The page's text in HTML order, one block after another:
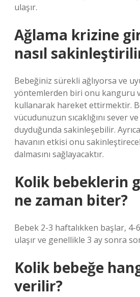
ulaşır.
Ağlama krizine
nasıl
Bebeğiniz sürekli ağlıyorsa ve
yöntemlerden biri onu kanguru
kullanarak hareket ettirmektir.
vücudunuzun sıcaklığını sever
duyduğunda sakinleşebilir.
havanın etkisi onu
dalmasını sağlayacaktır.
Kolik bebeklerin
ne zaman biter?
Bebek 2-3 haftalıkken başlar,
ulaşır ve genellikle 3 ay sonra
Kolik bebeğe
verilir?